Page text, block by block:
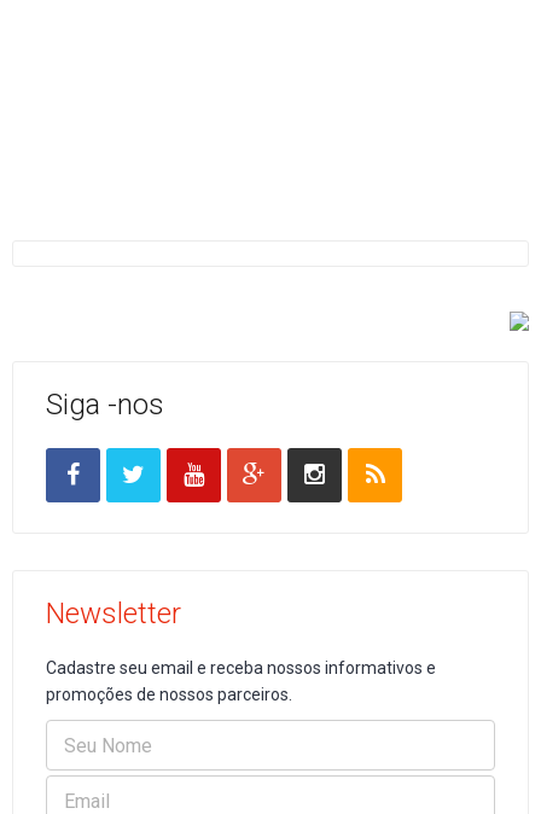
Siga -nos
Newsletter
Cadastre seu email e receba nossos informativos e
promoções de nossos parceiros.